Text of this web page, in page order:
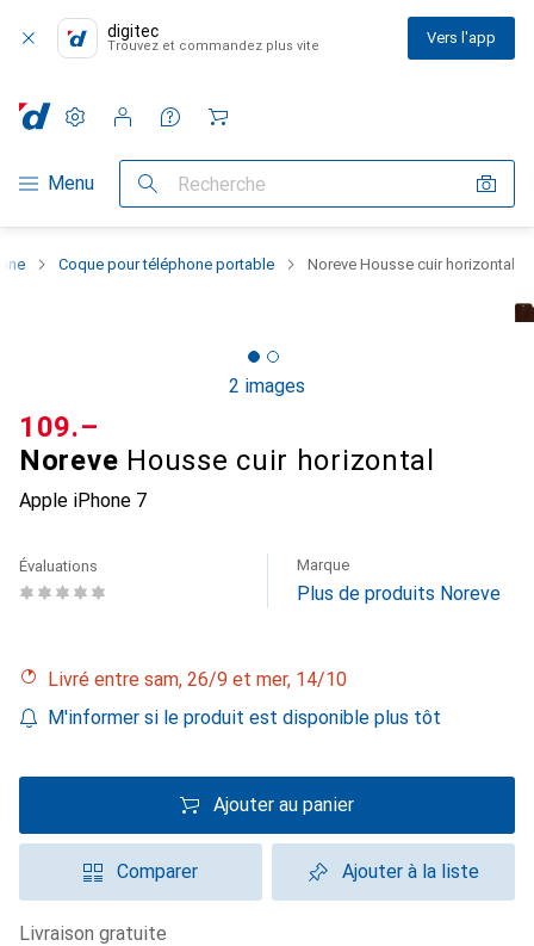
digitec
Trouvez et commandez plus vite Vers l'app
Navigation par catégorie
Menu Recherche
Paramètres
Compte client
Listes de comparaison
Listes d'envies
Panier
Coque pour téléphone portable Noreve Housse cuir horizontal
2 images
Noreve Housse cuir horizontal
Apple iPhone 7
CHF
109.–
Évaluations Marque
Plus de produits Noreve
Livré entre sam, 26/9 et mer, 14/10
M'informer si le produit est disponible plus tôt
Ajouter au panier
Comparer Ajouter à la liste
livraison gratuite